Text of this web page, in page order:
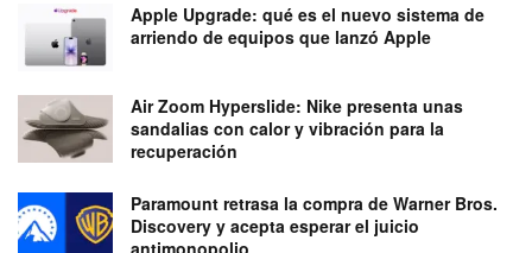
Apple Upgrade: qué es el nuevo sistema de
arriendo de equipos que lanzó Apple
Air Zoom Hyperslide: Nike presenta unas
sandalias con calor y vibración para la
recuperación
Paramount retrasa la compra de Warner Bros.
Discovery y acepta esperar el juicio